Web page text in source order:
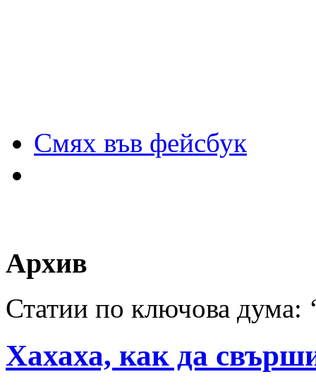
Смях във фейсбук
Архив
Статии по ключова дума:
Хахаха, как да